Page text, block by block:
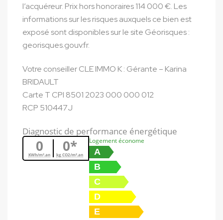
l’acquéreur. Prix hors honoraires 114 000 €. Les
informations sur les risques auxquels ce bien est
exposé sont disponibles sur le site Géorisques :
georisques.gouv.fr.
Votre conseiller CLE IMMO K : Gérante – Karina
BRIDAULT
Carte T CPI 8501 2023 000 000 012
RCP 510447J
Diagnostic de performance énergétique
0
KWh/m².an 0*
kg CO2/m².an
Logement économe
A
B
C
D
E